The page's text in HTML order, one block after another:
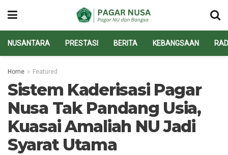
NUSANTARA PRESTASI BERITA KEBANGSAAN
Home Featured
Sistem Kaderisasi Pagar
Nusa Tak Pandang Usia,
Kuasai Amaliah NU Jadi
Syarat Utama